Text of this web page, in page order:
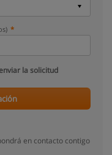
la solicitud
en contacto contigo